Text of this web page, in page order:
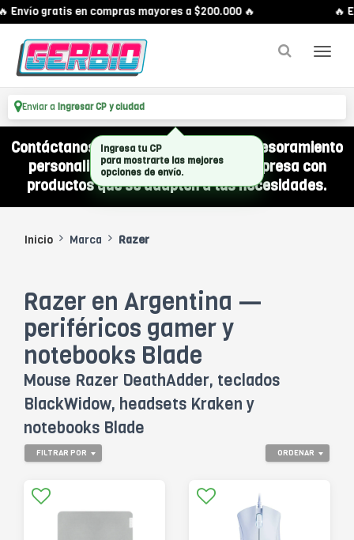
Envío gratis en compras mayores a $200.000 🔥 🔥
Enviar a Ingresar CP y ciudad
Contáctanos por WhatsApp y recibí asesoramiento
personalizado para equipar a tu empresa con
productos que se adapten a tus necesidades.
Inicio Marca Razer
Razer en Argentina —
periféricos gamer y
notebooks Blade
Mouse Razer DeathAdder, teclados
BlackWidow, headsets Kraken y
notebooks Blade
ORDENAR
FILTRAR POR
Ingresa tu CP
para mostrarte las mejores
opciones de envío.